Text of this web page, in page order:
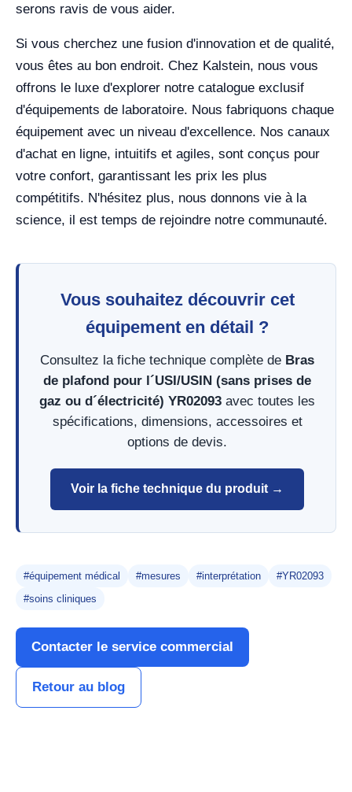
serons ravis de vous aider.
Si vous cherchez une fusion d'innovation et de qualité,
vous êtes au bon endroit. Chez Kalstein, nous vous
offrons le luxe d'explorer notre catalogue exclusif
d'équipements de laboratoire. Nous fabriquons chaque
équipement avec un niveau d'excellence. Nos canaux
d'achat en ligne, intuitifs et agiles, sont conçus pour
votre confort, garantissant les prix les plus
compétitifs. N'hésitez plus, nous donnons vie à la
science, il est temps de rejoindre notre communauté.
Vous souhaitez découvrir cet
équipement en détail ?
Consultez la fiche technique complète de Bras
de plafond pour l´USI/USIN (sans prises de
gaz ou d´électricité) YR02093 avec toutes les
spécifications, dimensions, accessoires et
options de devis.
Voir la fiche technique du produit →
#équipement médical #mesures #interprétation
#YR02093
#soins cliniques
Contacter le service commercial
Retour au blog